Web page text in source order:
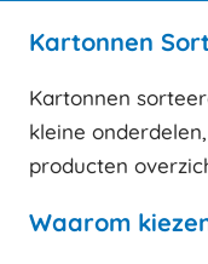
Kartonnen
Kartonnen
kleine
producten
Waarom